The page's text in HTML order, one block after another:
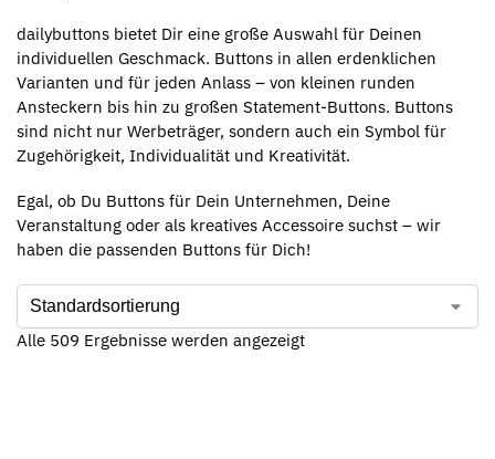
dailybuttons bietet Dir eine große Auswahl für Deinen
individuellen Geschmack. Buttons in allen erdenklichen
Varianten und für jeden Anlass – von kleinen runden
Ansteckern bis hin zu großen Statement-Buttons. Buttons
sind nicht nur Werbeträger, sondern auch ein Symbol für
Zugehörigkeit, Individualität und Kreativität.
Egal, ob Du Buttons für Dein Unternehmen, Deine
Veranstaltung oder als kreatives Accessoire suchst – wir
haben die passenden Buttons für Dich!
Alle 509 Ergebnisse werden angezeigt